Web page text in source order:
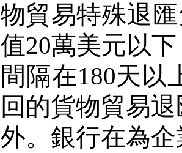
物貿易特殊退
值20萬美元以
間隔在180天以
回的貨物貿易
外。銀行在為